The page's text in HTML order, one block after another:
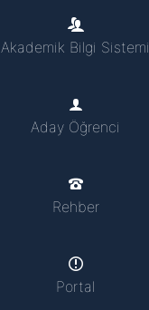
Akademik Bilgi Sistemi
Aday Öğrenci
Rehber
Portal